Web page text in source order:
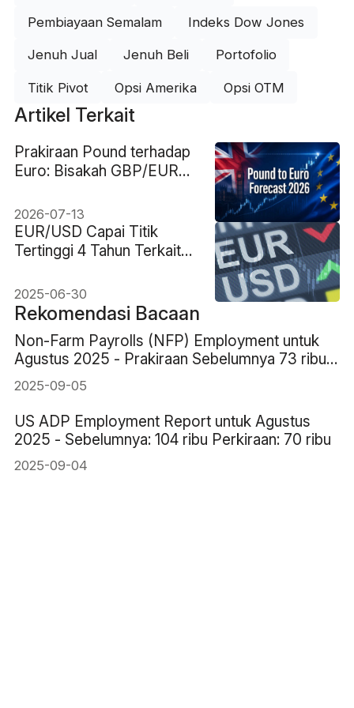
Pembiayaan Semalam Indeks Dow Jones
Jenuh Jual Jenuh Beli Portofolio
Titik Pivot Opsi Amerika Opsi OTM
Artikel Terkait
Prakiraan Pound terhadap
Euro: Bisakah GBP/EUR
2026?
2026-07-13
EUR/USD Capai Titik
Tertinggi 4 Tahun Terkait
Suku Bunga Fed dan
Penurunan Harga Minyak
2025-06-30
Rekomendasi Bacaan
Non-Farm Payrolls (NFP) Employment untuk
Agustus 2025 - Prakiraan Sebelumnya 73 ribu
78 ribu
2025-09-05
US ADP Employment Report untuk Agustus
2025 - Sebelumnya: 104 ribu Perkiraan: 70 ribu
2025-09-04